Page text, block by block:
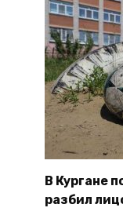
В Кургане
разбил